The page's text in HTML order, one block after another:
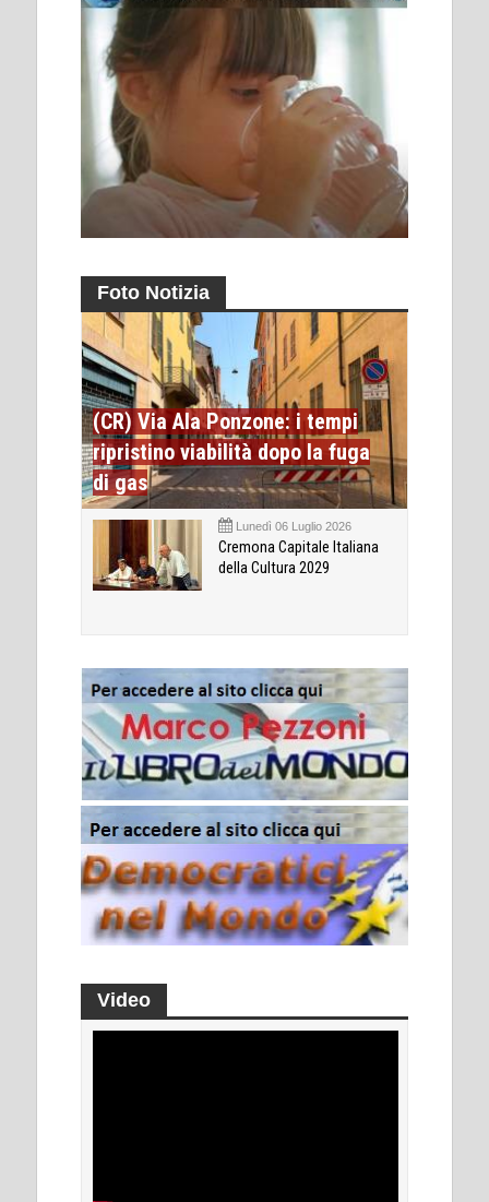
Foto Notizia
(CR) Via Ala Ponzone: i tempi
ripristino viabilità dopo la fuga
di gas
Lunedì 06 Luglio 2026
Cremona Capitale Italiana
della Cultura 2029
Video